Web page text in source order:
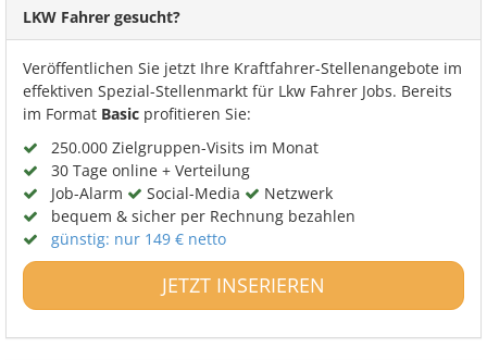
LKW Fahrer gesucht?
Veröffentlichen Sie jetzt Ihre Kraftfahrer-Stellenangebote im
effektiven Spezial-Stellenmarkt für Lkw Fahrer Jobs. Bereits
im Format Basic profitieren Sie:
250.000 Zielgruppen-Visits im Monat
30 Tage online + Verteilung
Job-Alarm
Social-Media
Netzwerk
bequem & sicher per Rechnung bezahlen
günstig: nur 149 € netto
JETZT INSERIEREN